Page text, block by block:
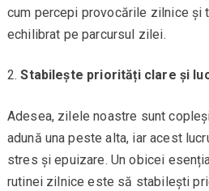
cum percepi provocările zilnice și
echilibrat pe parcursul zilei.
Stabilește priorități clare și
Adesea, zilele noastre sunt
adună una peste alta, iar acest
stres și epuizare. Un obicei
rutinei zilnice este să stabilești